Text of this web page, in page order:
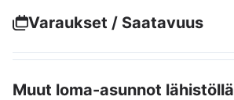
Varaukset / Saatavuus
Muut loma-asunnot lähistöllä